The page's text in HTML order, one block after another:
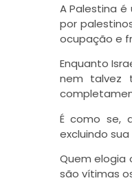
A Palestina
por
ocupação e
Enquanto
nem talvez
É como se,
excluindo
Quem elogia
são vítimas